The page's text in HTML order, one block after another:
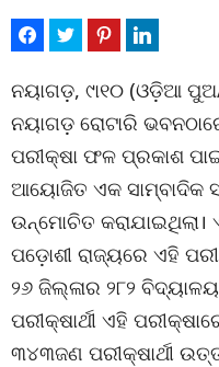
ନୟାଗଡ଼, ୯ା୧୦ (ଓଡ଼ିଆ
ନୟାଗଡ଼ ରୋଟାରି
ପରୀକ୍ଷା ଫଳ ପ୍ରକାଶ
ଆୟୋଜିତ ଏକ ସାମ୍ବାଦିକ
ଉନ୍ମୋଚିତ କରାଯାଇଥିଲା।
ପଡ଼ୋଶୀ ରାଜ୍ୟରେ ଏହି
୨୬ ଜିଲ୍ଳାର ୨୮୨
ପରୀକ୍ଷାର୍ଥୀ ଏହି
୩୪୩ଜଣ ପରୀକ୍ଷାର୍ଥୀ